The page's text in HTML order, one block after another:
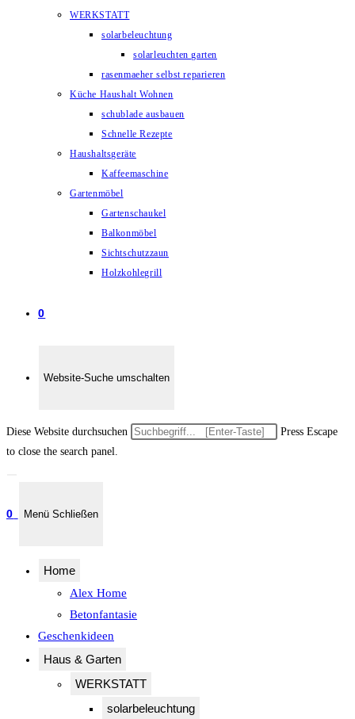
WERKSTATT
solarbeleuchtung
solarleuchten garten
rasenmaeher selbst reparieren
Küche Haushalt Wohnen
schublade ausbauen
Schnelle Rezepte
Haushaltsgeräte
Kaffeemaschine
Gartenmöbel
Gartenschaukel
Balkonmöbel
Sichtschutzzaun
Holzkohlegrill
0
Website-Suche umschalten
Diese Website durchsuchen
Press Escape
to close the search panel.
0 Menü Schließen
Home
Alex Home
Betonfantasie
Geschenkideen
Haus & Garten
WERKSTATT
solarbeleuchtung